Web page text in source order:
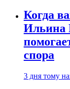
Когда
Ильина
спора
3 дня тому